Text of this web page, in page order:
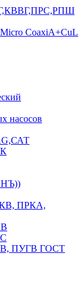
CoaxiA+CuL
насосов
ПРКА,
ПУГВ ГОСТ